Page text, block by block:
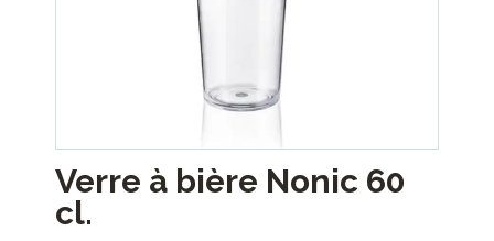
Verre à bière Nonic 60
cl.